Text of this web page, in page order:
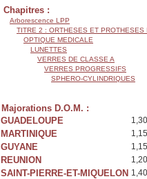
Chapitres :
Arborescence LPP
TITRE 2 : ORTHESES ET PROTHESES
OPTIQUE MEDICALE
LUNETTES
VERRES DE CLASSE A
VERRES PROGRESSIFS
SPHERO-CYLINDRIQUES
Majorations D.O.M. :
GUADELOUPE
MARTINIQUE
GUYANE
REUNION
SAINT-PIERRE-ET-MIQUELON